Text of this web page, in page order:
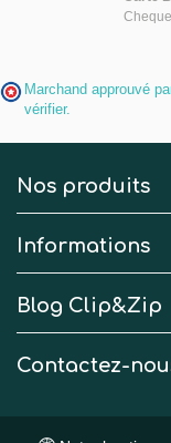
Marchand approuvé
vérifier.
Nos produits
Informations
Blog Clip&Zip
Contactez-